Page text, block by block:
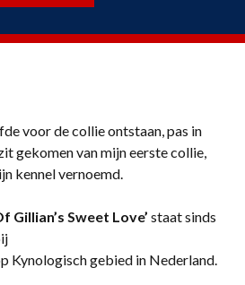
voor de collie ontstaan, pas in
gekomen van mijn eerste collie,
kennel vernoemd.
Gillian’s Sweet Love’ staat sinds
Kynologisch gebied in Nederland.